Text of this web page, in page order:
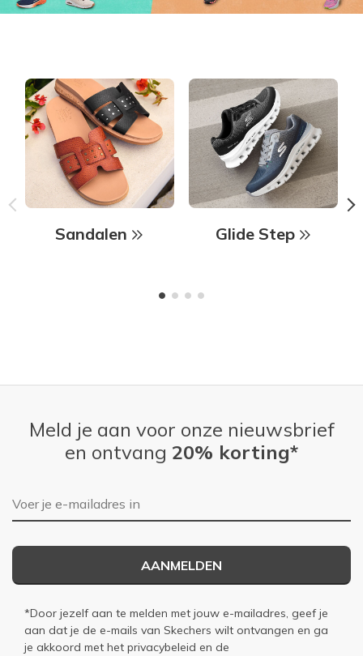
Sandalen Glide Step
Meld je aan voor onze nieuwsbrief
en ontvang 20% korting*
E-mailadres
AANMELDEN
*Door jezelf aan te melden met jouw e-mailadres, geef je
aan dat je de e-mails van Skechers wilt ontvangen en ga
je akkoord met het privacybeleid en de